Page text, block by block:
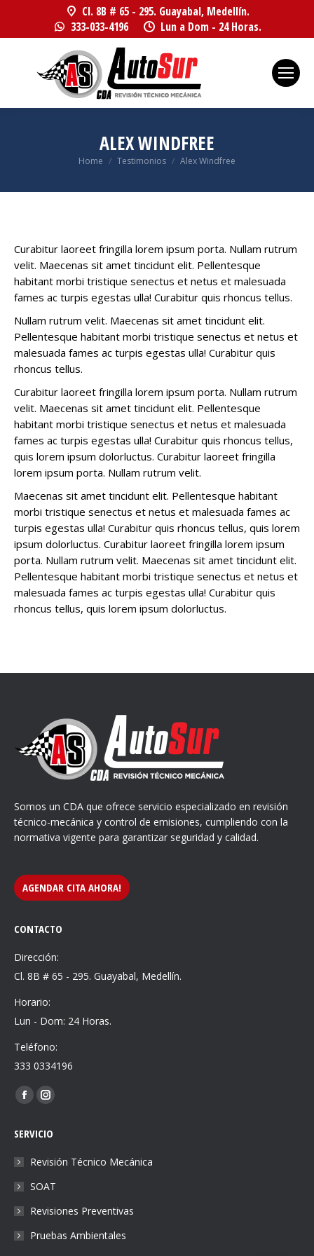
Cl. 8B # 65 - 295. Guayabal, Medellín.
333-033-4196
Lun a Dom - 24 Horas.
ALEX WINDFREE
You are here:
Home Testimonios Alex Windfree
Curabitur laoreet fringilla lorem ipsum porta. Nullam rutrum
velit. Maecenas sit amet tincidunt elit. Pellentesque
habitant morbi tristique senectus et netus et malesuada
fames ac turpis egestas ulla! Curabitur quis rhoncus tellus.
Nullam rutrum velit. Maecenas sit amet tincidunt elit.
Pellentesque habitant morbi tristique senectus et netus et
malesuada fames ac turpis egestas ulla! Curabitur quis
rhoncus tellus.
Curabitur laoreet fringilla lorem ipsum porta. Nullam rutrum
velit. Maecenas sit amet tincidunt elit. Pellentesque
habitant morbi tristique senectus et netus et malesuada
fames ac turpis egestas ulla! Curabitur quis rhoncus tellus,
quis lorem ipsum dolorluctus. Curabitur laoreet fringilla
lorem ipsum porta. Nullam rutrum velit.
Maecenas sit amet tincidunt elit. Pellentesque habitant
morbi tristique senectus et netus et malesuada fames ac
turpis egestas ulla! Curabitur quis rhoncus tellus, quis lorem
ipsum dolorluctus. Curabitur laoreet fringilla lorem ipsum
porta. Nullam rutrum velit. Maecenas sit amet tincidunt elit.
Pellentesque habitant morbi tristique senectus et netus et
malesuada fames ac turpis egestas ulla! Curabitur quis
rhoncus tellus, quis lorem ipsum dolorluctus.
Somos un CDA que ofrece servicio especializado en revisión
técnico-mecánica y control de emisiones, cumpliendo con la
normativa vigente para garantizar seguridad y calidad.
AGENDAR CITA AHORA!
CONTACTO
Dirección:
Cl. 8B # 65 - 295. Guayabal, Medellín.
Horario:
Lun - Dom: 24 Horas.
Teléfono:
333 0334196
Find us on:
Facebook
opens
in
window
Instagram
opens
in
window
SERVICIO
Revisión Técnico Mecánica
SOAT
Revisiones Preventivas
Pruebas Ambientales